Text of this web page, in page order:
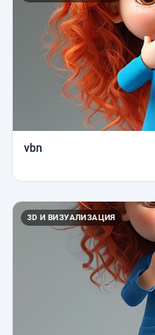
vbn
3D И ВИЗУАЛИЗАЦИЯ